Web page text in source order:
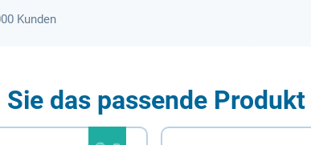
Kunden
Sie das passende